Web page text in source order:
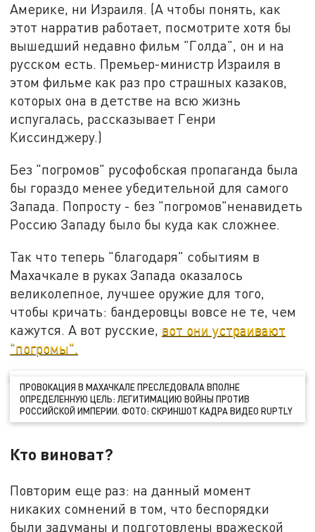
Америке, ни Израиля. (А чтобы понять, как
этот нарратив работает, посмотрите хотя бы
вышедший недавно фильм "Голда", он и на
русском есть. Премьер-министр Израиля в
этом фильме как раз про страшных казаков,
которых она в детстве на всю жизнь
испугалась, рассказывает Генри
Киссинджеру.)
Без "погромов" русофобская пропаганда была
бы гораздо менее убедительной для самого
Запада. Попросту - без "погромов"ненавидеть
Россию Западу было бы куда как сложнее.
Так что теперь "благодаря" событиям в
Махачкале в руках Запада оказалось
великолепное, лучшее оружие для того,
чтобы кричать: бандеровцы вовсе не те, чем
кажутся. А вот русские, вот они устраивают
"погромы".
ПРОВОКАЦИЯ В МАХАЧКАЛЕ ПРЕСЛЕДОВАЛА ВПОЛНЕ
ОПРЕДЕЛЕННУЮ ЦЕЛЬ: ЛЕГИТИМАЦИЮ ВОЙНЫ ПРОТИВ
РОССИЙСКОЙ ИМПЕРИИ. ФОТО: СКРИНШОТ КАДРА ВИДЕО RUPTLY
Кто виноват?
Повторим еще раз: на данный момент
никаких сомнений в том, что беспорядки
были задуманы и подготовлены вражеской